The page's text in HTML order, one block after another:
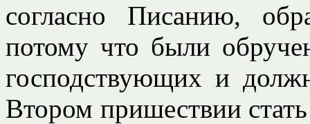
согласно Писанию,
потому что были
господствующих и
Втором пришествии